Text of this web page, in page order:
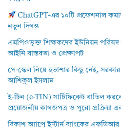
ChatGPT-এর ১০টি প্রফেশনাল
নতুন দিগন্ত
এমপিওভুক্ত শিক্ষকদের ইউনিয়ন পরিষদ
আইনি বাস্তবতা ও প্রেক্ষাপট
পে-স্কেল নিয়ে হতাশার কিছু নেই,
আশিকুল ইসলাম
ই-টিন (e-TIN) সার্টিফিকেট বাতিল
প্রয়োজনীয় কাগজপত্র ও পুরো প্রক্রিয়া
বিকাশ অ্যাপে ইস্টার্ন ব্যাংকের